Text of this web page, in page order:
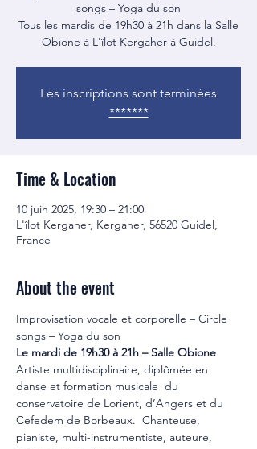
songs – Yoga du son
Tous les mardis de 19h30 à 21h dans la Salle
Obione à L'îlot Kergaher à Guidel.
Les inscriptions sont terminées
*******
Time & Location
10 juin 2025, 19:30 – 21:00
L'îlot Kergaher, Kergaher, 56520 Guidel,
France
About the event
Improvisation vocale et corporelle – Circle
songs – Yoga du son
Le mardi de 19h30 à 21h – Salle Obione
Artiste multidisciplinaire, diplômée en
danse et formation musicale  du
conservatoire de Lorient, d’Angers et du
Cefedem de Borbeaux.  Chanteuse,
pianiste, multi-instrumentiste, auteure,